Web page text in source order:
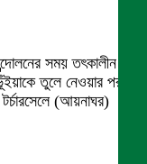
সময় তৎকালীন
তুলে নেওয়ার পর
(আয়নাঘর)